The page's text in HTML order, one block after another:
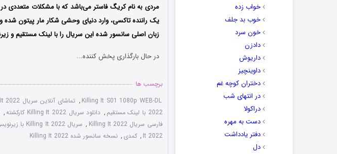
خواب زده
خوب بد جلف
خون سرد
دادزن
داریوش
داوینچیز
دختران کوچه غم
در انتهای شب
دراکولا
دست به مهره
دفتر یادداشت
دل
مردی به نام کریگ فاستر می‌باشد که با مشکلات
یک راننده تاکسی، وارد دنیای وحشی شکار مار پیتون
زبان اصلی سانسور شده این سریال را با لینک مستقیم و
در حال بارگذاری پخش کننده...
برچسب ها
Killing It S01 1080p WEB-DL
, تماشای آنلاین سریال Killing It 2022
2022 با لینک مستقیم
, دانلود سریال Killing It 2022 کارکشته ,
فارسی سریال Killing It 2022
, سریال Killing It 2022 با زیرنویس چسبیده
It 2022
, کمدی , نسخه سانسور شده Killing It 2022